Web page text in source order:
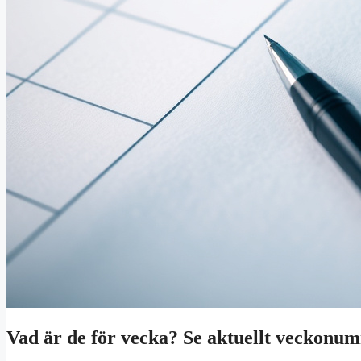
Vad är de för vecka? Se aktuellt